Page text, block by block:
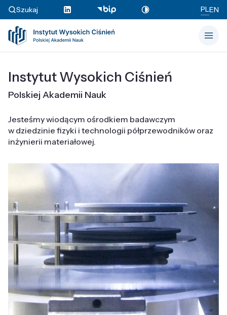
Szukaj PLEN
Instytut Wysokich Ciśnień
Polskiej Akademii Nauk
Jesteśmy wiodącym ośrodkiem badawczym
w dziedzinie fizyki i technologii półprzewodników oraz
inżynierii materiałowej.